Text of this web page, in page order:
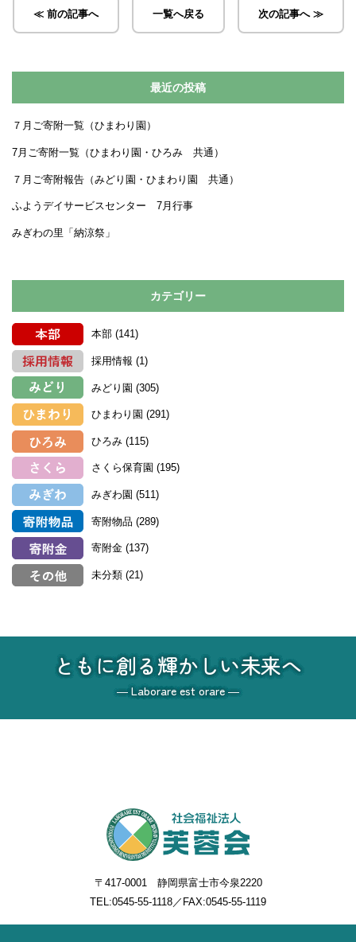
≪ 前の記事へ 一覧へ戻る 次の記事へ ≫
最近の投稿
７月ご寄附一覧（ひまわり園）
7月ご寄附一覧（ひまわり園・ひろみ 共通）
７月ご寄附報告（みどり園・ひまわり園 共通）
ふようデイサービスセンター 7月行事
みぎわの里「納涼祭」
カテゴリー
本部 (141)
採用情報 (1)
みどり園 (305)
ひまわり園 (291)
ひろみ (115)
さくら保育園 (195)
みぎわ園 (511)
寄附物品 (289)
寄附金 (137)
未分類 (21)
ともに創る輝かしい未来へ
― Laborare est orare ―
〒417-0001 静岡県富士市今泉2220
TEL:0545-55-1118 ／FAX:0545-55-1119